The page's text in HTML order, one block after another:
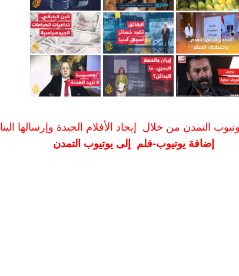
التمدن من خلال إيجاد الأفلام الجيدة وإرسالها الينا
إضافة يوتيوب-فلم إلى يوتيوب التمدن